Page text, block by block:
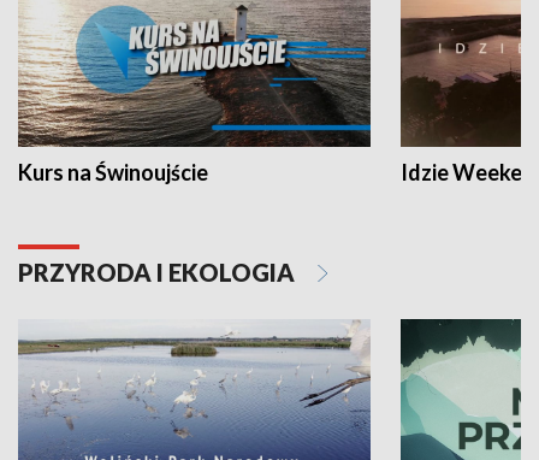
Kurs na Świnoujście Idzie
PRZYRODA I EKOLOGIA